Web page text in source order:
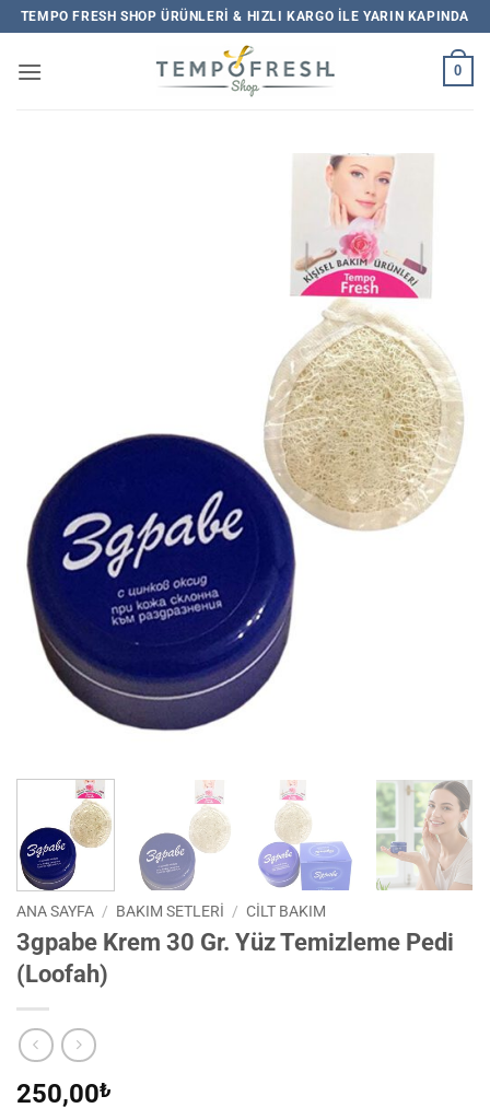
İçeriğe
atla
TEMPO FRESH SHOP ÜRÜNLERI & HIZLI KARGO ILE YARIN KAPINDA
0
ANA SAYFA / BAKIM SETLERİ / CILT BAKIM
3gpabe Krem 30 Gr. Yüz Temizleme Pedi
(Loofah)
250,00₺